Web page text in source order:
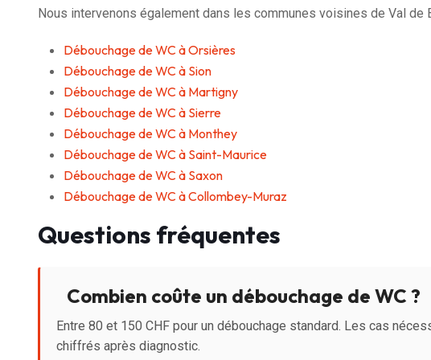
Nous intervenons également dans les communes voisines de Val de
Débouchage de WC à Orsières
Débouchage de WC à Sion
Débouchage de WC à Martigny
Débouchage de WC à Sierre
Débouchage de WC à Monthey
Débouchage de WC à Saint-Maurice
Débouchage de WC à Saxon
Débouchage de WC à Collombey-Muraz
Questions fréquentes
Combien coûte un débouchage de WC ?
Entre 80 et 150 CHF pour un débouchage standard. Les cas
chiffrés après diagnostic.